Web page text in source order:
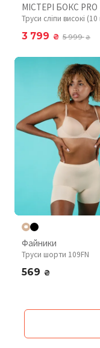
МІСТЕРІ БОКС PRO
Труси сліпи високі
3 799 ₴ 5 999₴
Файники
Труси шорти 109FN
569 ₴